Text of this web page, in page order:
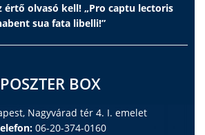
értő olvasó kell! „Pro captu lectoris
sua fata libelli!”
POSZTER BOX
Nagyvárad tér 4. I. emelet
06-20-374-0160